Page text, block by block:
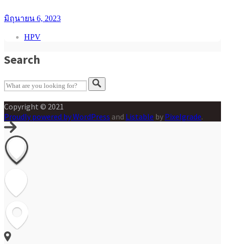
มิถุนายน 6, 2023
HPV
Search
Copyright © 2021
Proudly powered by WordPress and Listable by Pixelgrade.